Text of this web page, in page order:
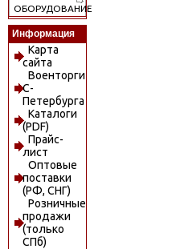
ОБОРУДОВАНИЕ
Информация
Карта
сайта
Военторги
С-
Петербурга
Каталоги
(PDF)
Прайс-
лист
Оптовые
поставки
(РФ, СНГ)
Розничные
продажи
(только
СПб)